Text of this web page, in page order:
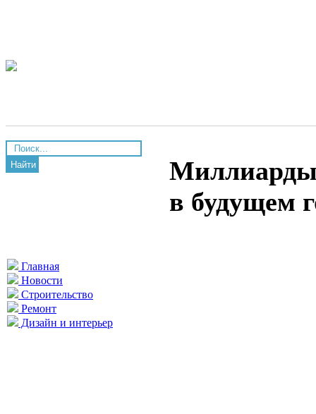
Найти
Главная
Новости
Строительство
Ремонт
Дизайн и интерьер
Миллиарды
в будущем